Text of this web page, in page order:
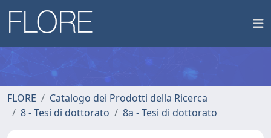
FLORE
Catalogo dei Prodotti della Ricerca
8 - Tesi di dottorato
8a - Tesi di dottorato